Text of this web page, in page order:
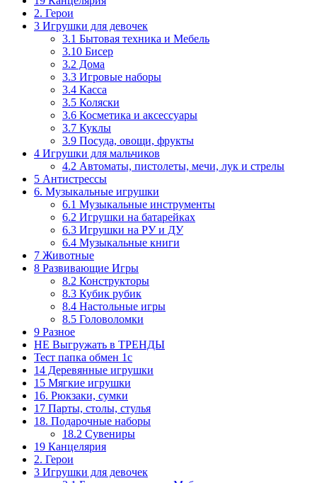
2. Герои
3 Игрушки для девочек
3.1 Бытовая техника и Мебель
3.10 Бисер
3.2 Дома
3.3 Игровые наборы
3.4 Касса
3.5 Коляски
3.6 Косметика и аксессуары
3.7 Куклы
3.9 Посуда, овощи, фрукты
4 Игрушки для мальчиков
4.2 Автоматы, пистолеты, мечи, лук и стрелы
5 Антистрессы
6. Музыкальные игрушки
6.1 Музыкальные инструменты
6.2 Игрушки на батарейках
6.3 Игрушки на РУ и ДУ
6.4 Музыкальные книги
7 Животные
8 Развивающие Игры
8.2 Конструкторы
8.3 Кубик рубик
8.4 Настольные игры
8.5 Головоломки
9 Разное
НЕ Выгружать в ТРЕНДЫ
Тест папка обмен 1с
14 Деревянные игрушки
15 Мягкие игрушки
16. Рюкзаки, сумки
17 Парты, столы, стулья
18. Подарочные наборы
18.2 Сувениры
19 Канцелярия
2. Герои
3 Игрушки для девочек